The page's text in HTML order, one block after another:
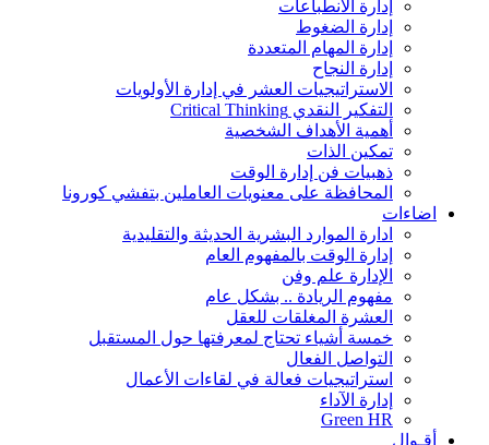
إدارة الانطباعات
إدارة الضغوط
إدارة المهام المتعددة
إدارة النجاح
الاستراتيجيات العشر في إدارة الأولويات
التفكير النقدي Critical Thinking
أهمية الأهداف الشخصية
تمكين الذات
ذهبيات فن إدارة الوقت
المحافظة على معنويات العاملين بتفشي كورونا
اضاءات
ادارة الموارد البشرية الحديثة والتقليدية
إدارة الوقت بالمفهوم العام
الإدارة علم وفن
مفهوم الريادة .. بشكل عام
العشرة المغلقات للعقل
خمسة أشياء تحتاج لمعرفتها حول المستقبل
التواصل الفعال
استراتيجيات فعالة في لقاءات الأعمال
إدارة الآداء
Green HR
أقـوال